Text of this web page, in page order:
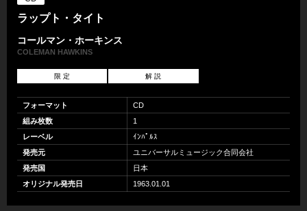
ラップト・タイト
コールマン・ホーキンス
COLEMAN HAWKINS
限 定 解 説
フォーマット
CD
組み枚数
1
レーベル
ｲﾝﾊﾟﾙｽ
発売元
ユニバーサルミュージック合同会社
発売国
日本
オリジナル発売日
1963.01.01